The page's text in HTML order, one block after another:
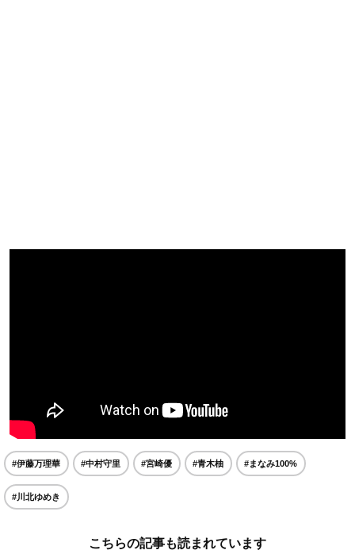
#伊藤万理華 #中村守里 #宮崎優 #青木柚 #まなみ100%
#川北ゆめき
こちらの記事も読まれています